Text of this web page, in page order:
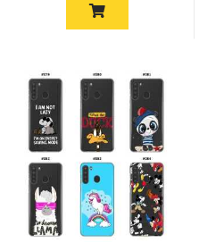
Obiteljski motivi